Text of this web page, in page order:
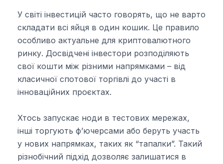
У світі інвестицій часто говорять, що не варто
складати всі яйця в один кошик. Це правило
особливо актуальне для криптовалютного
ринку. Досвідчені інвестори розподіляють
свої кошти між різними напрямками – від
класичної спотової торгівлі до участі в
інноваційних проєктах.
Хтось запускає ноди в тестових мережах,
інші торгують ф’ючерсами або беруть участь
у нових напрямках, таких як “тапалки”. Такий
різнобічний підхід дозволяє залишатися в